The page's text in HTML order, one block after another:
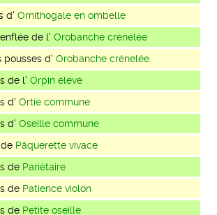
d' Ornithogale en ombelle
de l' Orobanche crénelée
pousses d' Orobanche crénelée
de l' Orpin élevé
d' Ortie commune
d' Oseille commune
Pâquerette vivace
de Pariétaire
de Patience violon
de Petite oseille